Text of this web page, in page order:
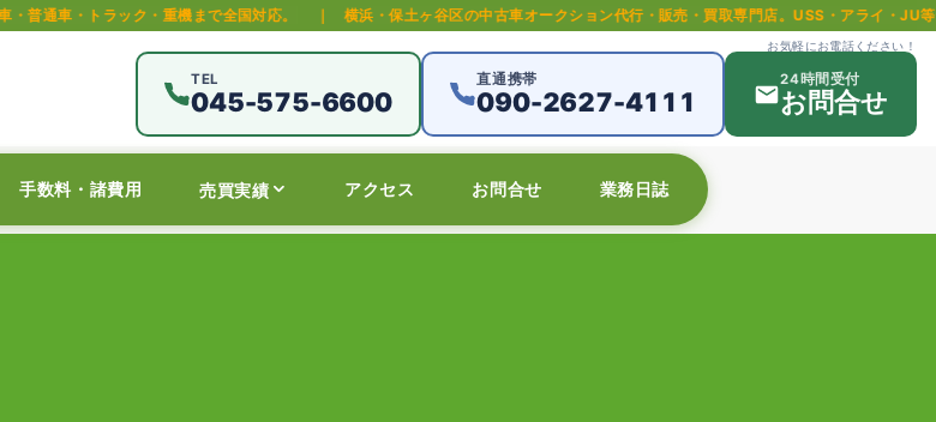
重機まで全国対応。｜ 横浜・保土ヶ谷区の中古車オークション代行・販売・買取専門店。USS・アライ・JU等全国主要オークシ
お気軽にお電話ください！
TEL
045-575-6600
直通携帯
090-2627-4111
24時間受付
お問合せ
手数料・諸費用 売買実績 アクセス お問合せ 業務日誌